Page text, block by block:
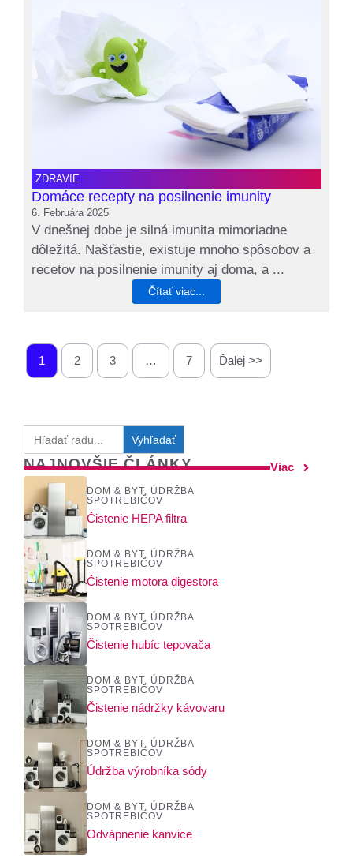
ZDRAVIE
Domáce recepty na posilnenie imunity
6. Februára 2025
V dnešnej dobe je silná imunita mimoriadne
dôležitá. Našťastie, existuje mnoho spôsobov a
recetov na posilnenie imunity aj doma, a ...
Čítať viac...
1 2 3 … 7 Ďalej >>
Search
for:
NAJNOVŠIE ČLÁNKY Viac
DOM & BYT
ÚDRŽBA
SPOTREBIČOV
Čistenie HEPA filtra
DOM & BYT
ÚDRŽBA
SPOTREBIČOV
Čistenie motora digestora
DOM & BYT
ÚDRŽBA
SPOTREBIČOV
Čistenie hubíc tepovača
DOM & BYT
ÚDRŽBA
SPOTREBIČOV
Čistenie nádržky kávovaru
DOM & BYT
ÚDRŽBA
SPOTREBIČOV
Údržba výrobníka sódy
DOM & BYT
ÚDRŽBA
SPOTREBIČOV
Odvápnenie kanvice